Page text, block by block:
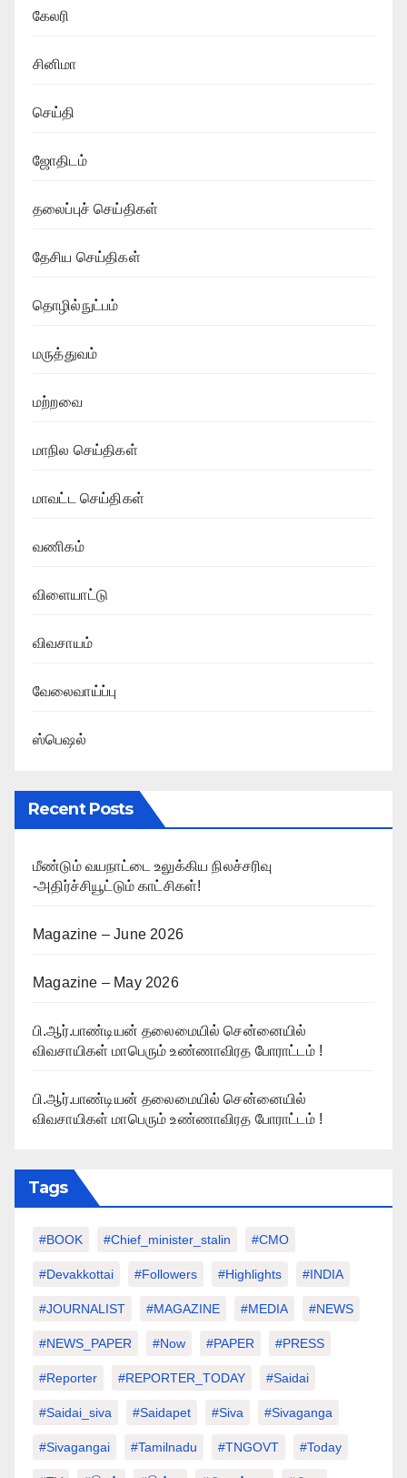
கேலரி
சினிமா
செய்தி
ஜோதிடம்
தலைப்புச் செய்திகள்
தேசிய செய்திகள்
தொழில்நுட்பம்
மருத்துவம்
மற்றவை
மாநில செய்திகள்
மாவட்ட செய்திகள்
வணிகம்
விளையாட்டு
விவசாயம்
வேலைவாய்ப்பு
ஸ்பெஷல்
Recent Posts
மீண்டும் வயநாட்டை உலுக்கிய நிலச்சரிவு
-அதிர்ச்சியூட்டும் காட்சிகள்!
Magazine – June 2026
Magazine – May 2026
பி.ஆர்.பாண்டியன் தலைமையில் சென்னையில்
விவசாயிகள் மாபெரும் உண்ணாவிரத போராட்டம் !
பி.ஆர்.பாண்டியன் தலைமையில் சென்னையில்
விவசாயிகள் மாபெரும் உண்ணாவிரத போராட்டம் !
Tags
#BOOK #chief_minister_stalin #CMO
#devakkottai #followers #highlights #INDIA
#JOURNALIST #MAGAZINE #MEDIA #NEWS
#NEWS_PAPER #Now #PAPER #PRESS
#Reporter #REPORTER_TODAY #saidai
#saidai_siva #saidapet #Siva #Sivaganga
#sivagangai #tamilnadu #TNGOVT #today